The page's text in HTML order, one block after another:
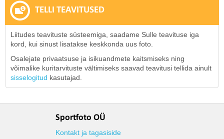
TELLI TEAVITUSED
Liitudes teavituste süsteemiga, saadame Sulle teavituse iga
kord, kui sinust lisatakse keskkonda uus foto.
Osalejate privaatsuse ja isikuandmete kaitsmiseks ning
võimalike kuritarvituste vältimiseks saavad teavitusi tellida ainult
sisselogitud kasutajad.
Sportfoto OÜ
Kontakt ja tagasiside